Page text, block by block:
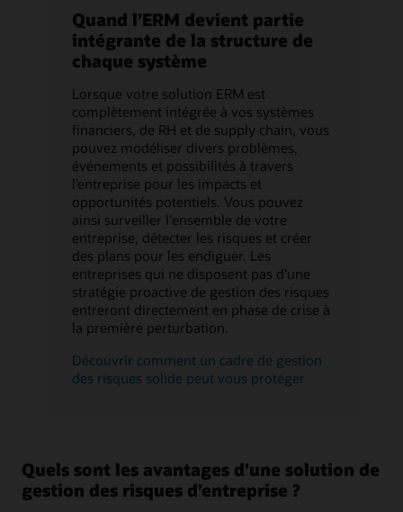
Quand l’ERM devient partie
intégrante de la structure de
chaque système
Lorsque votre solution ERM est
complètement intégrée à vos systèmes
financiers, de RH et de supply chain, vous
pouvez modéliser divers problèmes,
événements et possibilités à travers
l’entreprise pour les impacts et
opportunités potentiels. Vous pouvez
ainsi surveiller l'ensemble de votre
entreprise, détecter les risques et créer
des plans pour les endiguer. Les
entreprises qui ne disposent pas d'une
stratégie proactive de gestion des risques
entreront directement en phase de crise à
la première perturbation.
Découvrir comment un cadre de gestion
des risques solide peut vous protéger
Quels sont les avantages d’une solution de
gestion des risques d’entreprise ?